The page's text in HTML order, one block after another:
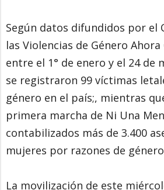
Según datos difundidos por el
las Violencias de Género Ahora
entre el 1° de enero y el 24 de
se registraron 99 víctimas
género en el país;, mientras
primera marcha de Ni Una
contabilizados más de 3.400
mujeres por razones de
La movilización de este